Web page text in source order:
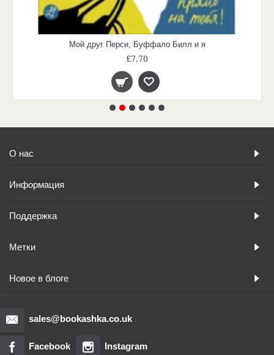
Мой друг Перси, Буффало Билл и я
£7.70
О нас
Информация
Поддержка
Метки
Новое в блоге
sales@bookashka.co.uk
Facebook Instagram